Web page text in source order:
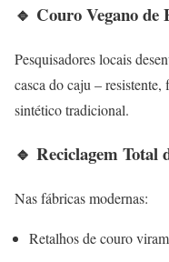
🔹 Couro Vegano
Pesquisadores locais
casca do caju – resistente,
sintético tradicional.
🔹 Reciclagem Total
Nas fábricas modernas:
Retalhos de couro viram